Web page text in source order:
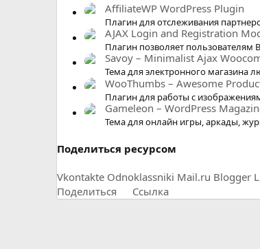
AffiliateWP WordPress Plugin
Плагин для отслеживания
AJAX Login and Registration
Плагин позволяет пользователям
Savoy – Minimalist Ajax
Тема для электронного магазина
WooThumbs – Awesome
Плагин для работы с
Gameleon – WordPress
Тема для онлайн игры, аркады,
Поделиться ресурсом
Vkontakte Odnoklassniki Mail.ru Blogger
Поделиться
Ссылка